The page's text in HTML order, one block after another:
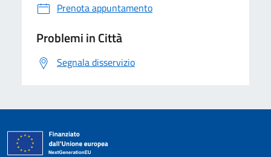
Prenota appuntamento
Problemi in Città
Segnala disservizio